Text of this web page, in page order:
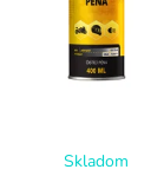
Skladom